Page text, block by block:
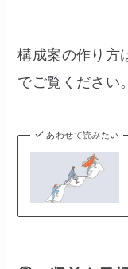
構成案の作り方
でご覧ください。
あわせて読みたい